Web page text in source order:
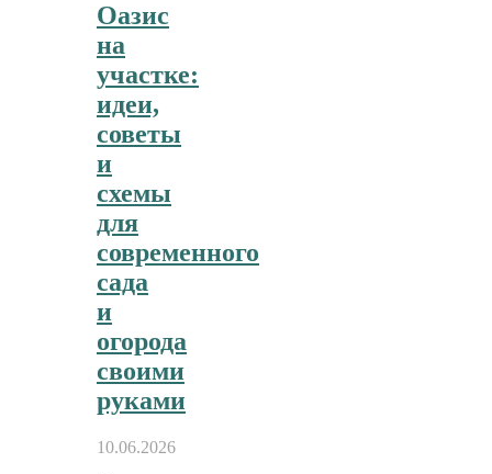
Оазис
на
участке:
идеи,
советы
и
схемы
для
современного
сада
и
огорода
своими
руками
10.06.2026